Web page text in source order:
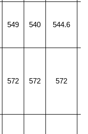
549 540 544.6
572 572 572